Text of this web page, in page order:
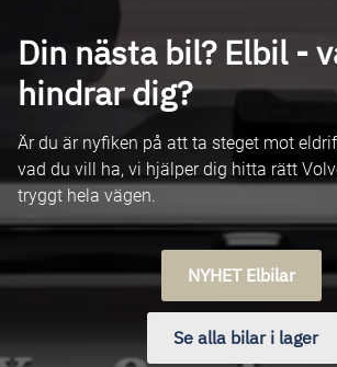
Din nästa bil? Elbil -
hindrar dig?
Är du är nyfiken på att ta steget mot
vad du vill ha, vi hjälper dig hitta rätt
tryggt hela vägen.
NYHET Elbilar
Se alla bilar i lager